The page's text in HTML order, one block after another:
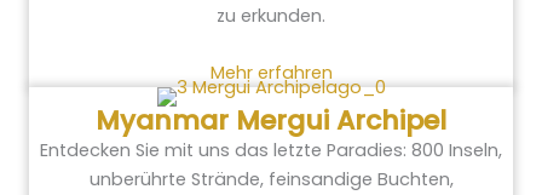
zu erkunden.
Mehr erfahren
Myanmar Mergui Archipel
Entdecken Sie mit uns das letzte Paradies: 800 Inseln,
unberührte Strände, feinsandige Buchten,